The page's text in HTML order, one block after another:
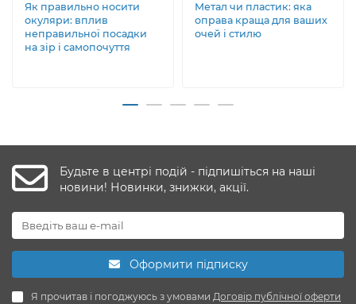
Як правильно носити
окуляри: вплив
неправильної посадки
на зір і самопочуття
Метал чи пластик: яка
оправа краща для ваших
очей і стилю
Будьте в центрі подій - підпишіться на наші
новини! Новинки, знижки, акції.
Оформити підписку
Я прочитав і погоджуюсь з умовами Договір публічної оферти